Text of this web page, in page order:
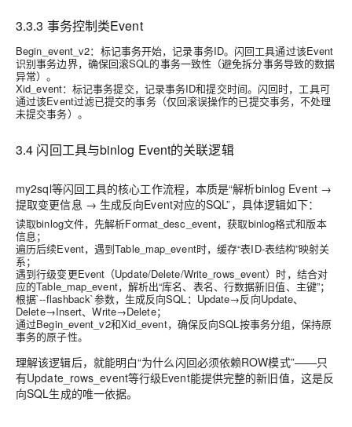
3.3.3 事务控制类Event
Begin_event_v2：标记事务开始，记录事务ID。闪回工具通过该Event
识别事务边界，确保回滚SQL的事务一致性（避免拆分事务导致的数据
异常）。
Xid_event：标记事务提交，记录事务ID和提交时间。闪回时，工具可
通过该Event过滤已提交的事务（仅回滚误操作的已提交事务，不处理
未提交事务）。
3.4 闪回工具与binlog Event的关联逻辑
my2sql等闪回工具的核心工作流程，本质是“解析binlog Event →
提取变更信息 → 生成反向Event对应的SQL”，具体逻辑如下：
读取binlog文件，先解析Format_desc_event，获取binlog格式和版本
信息；
遍历后续Event，遇到Table_map_event时，缓存“表ID-表结构”映射关
系；
遇到行级变更Event（Update/Delete/Write_rows_event）时，结合对
应的Table_map_event，解析出“库名、表名、行数据新旧值、主键”；
根据`--flashback`参数，生成反向SQL：Update→反向Update、
Delete→Insert、Write→Delete；
通过Begin_event_v2和Xid_event，确保反向SQL按事务分组，保持原
事务的原子性。
理解该逻辑后，就能明白“为什么闪回必须依赖ROW模式”——只
有Update_rows_event等行级Event能提供完整的新旧值，这是反
向SQL生成的唯一依据。